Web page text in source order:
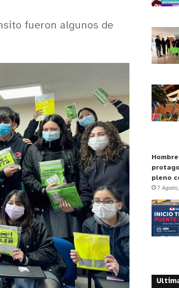
fueron algunos de
pleno
7